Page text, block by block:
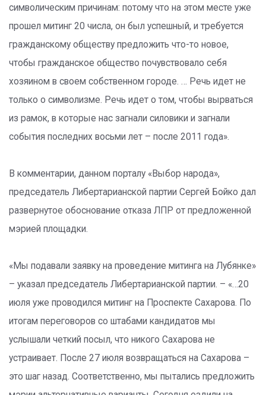
символическим причинам: потому что на этом месте уже
прошел митинг 20 числа, он был успешный, и требуется
гражданскому обществу предложить что-то новое,
чтобы гражданское общество почувствовало себя
хозяином в своем собственном городе. … Речь идет не
только о символизме. Речь идет о том, чтобы вырваться
из рамок, в которые нас загнали силовики и загнали
события последних восьми лет – после 2011 года».
В комментарии, данном порталу «Выбор народа»,
председатель Либертарианской партии Сергей Бойко дал
развернутое обоснование отказа ЛПР от предложенной
мэрией площадки.
«Мы подавали заявку на проведение митинга на Лубянке»
– указал председатель Либертарианской партии. – «…20
июля уже проводился митинг на Проспекте Сахарова. По
итогам переговоров со штабами кандидатов мы
услышали четкий посыл, что никого Сахарова не
устраивает. После 27 июля возвращаться на Сахарова –
это шаг назад. Соответственно, мы пытались предложить